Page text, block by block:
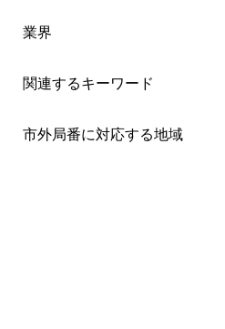
業界
関連するキーワード
市外局番に対応する地域